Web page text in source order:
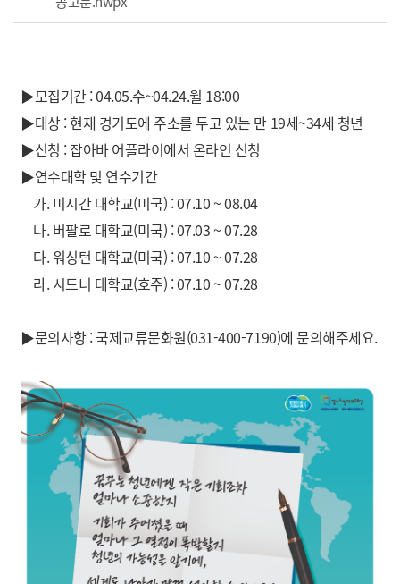
▶모집기간 : 04.05.수~04.24.월 18:00
▶대상 : 현재 경기도에 주소를 두고 있는 만 19세~34세 청년
▶신청 : 잡아바 어플라이에서 온라인 신청
▶연수대학 및 연수기간
가. 미시간 대학교(미국) : 07.10 ~ 08.04
나. 버팔로 대학교(미국) : 07.03 ~ 07.28
다. 워싱턴 대학교(미국) : 07.10 ~ 07.28
라. 시드니 대학교(호주) : 07.10 ~ 07.28
▶문의사항 : 국제교류문화원(031-400-7190)에 문의해주세요.